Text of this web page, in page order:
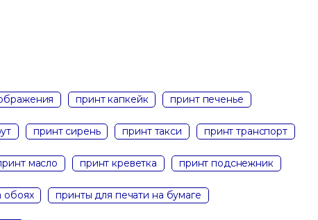
принт капкейк принт печенье
принт сирень принт такси принт транспорт
масло принт креветка принт подснежник
обоях принты для печати на бумаге